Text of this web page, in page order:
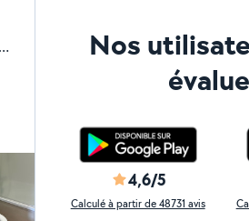
Nos
4,6/5
Calculé à partir de 48731 avis